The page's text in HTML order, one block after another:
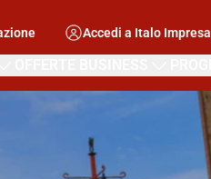
Accedi a Italo Impresa